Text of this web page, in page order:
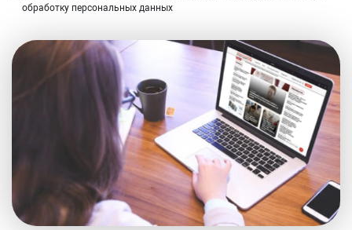
обработку персональных данных